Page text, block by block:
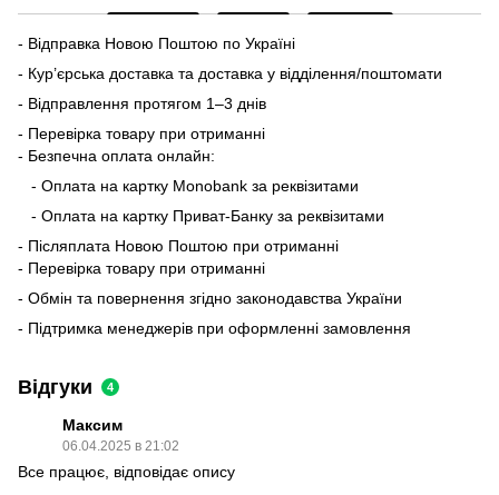
- Відправка Новою Поштою по Україні
- Кур’єрська доставка та доставка у відділення/поштомати
- Відправлення протягом 1–3 днів
- Перевірка товару при отриманні
- Безпечна оплата онлайн:
- Оплата на картку Monobank за реквізитами
- Оплата на картку Приват-Банку за реквізитами
- Післяплата Новою Поштою при отриманні
- Перевірка товару при отриманні
- Обмін та повернення згідно законодавства України
- Підтримка менеджерів при оформленні замовлення
Відгуки 4
Максим
06.04.2025 в 21:02
Все працює, відповідає опису